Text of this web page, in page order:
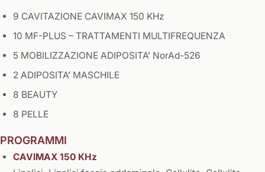
9 CAVITAZIONE CAVIMAX 150 KHz
10 MF-PLUS – TRATTAMENTI MULTIFREQUENZA
5 MOBILIZZAZIONE ADIPOSITA’ NorAd-526
2 ADIPOSITA’ MASCHILE
8 BEAUTY
8 PELLE
PROGRAMMI
CAVIMAX 150 KHz